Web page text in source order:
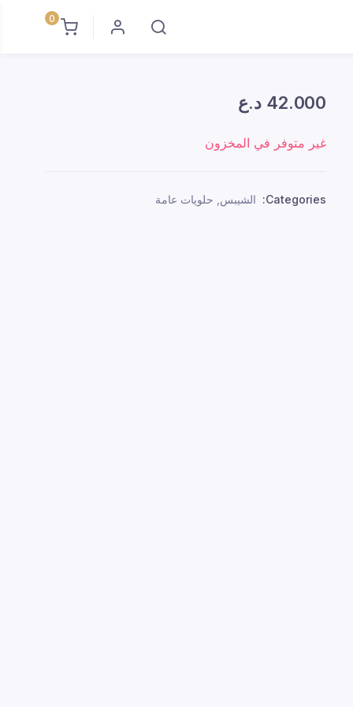
0
42.000 د.ع
غير متوفر في المخزون
Categories: الشيبس حلويات عامة